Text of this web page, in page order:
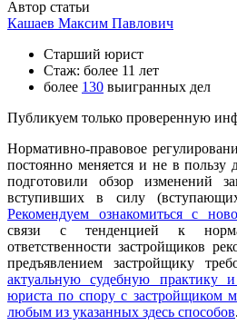
Автор статьи
Кашаев Максим Павлович
Старший юрист
Стаж: более 11 лет
более 130 выигранных дел
Публикуем только проверенную
Нормативно-правовое
постоянно меняется и не в
подготовили обзор изменений
вступивших в силу
Рекомендуем ознакомиться с
связи с тенденцией к
ответственности застройщиков
предъявлением застройщику
актуальную судебную практику
юриста по спору с застройщиком
любым из указанных здесь способов.